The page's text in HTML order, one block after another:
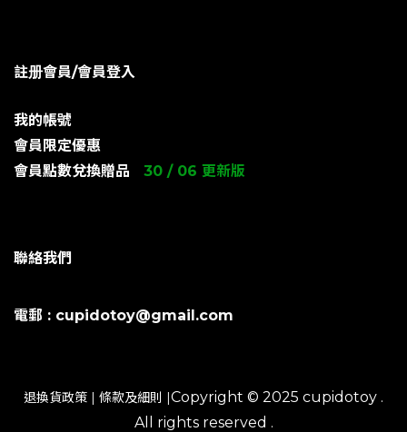
註册會員/會員登入
我的帳號
會員限定優惠
會員點數兌換贈品
30 / 06 更新版
聯絡我們
電郵 : cupidotoy@gmail.com
退換貨政策 條款及細則
Copyright © 2025 cupidotoy .
All rights reserved .